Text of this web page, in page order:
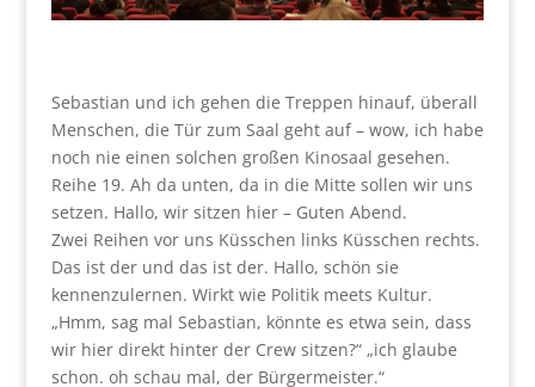
Sebastian und ich gehen die Treppen hinauf, überall
Menschen, die Tür zum Saal geht auf – wow, ich habe
noch nie einen solchen großen Kinosaal gesehen.
Reihe 19. Ah da unten, da in die Mitte sollen wir uns
setzen. Hallo, wir sitzen hier – Guten Abend.
Zwei Reihen vor uns Küsschen links Küsschen rechts.
Das ist der und das ist der. Hallo, schön sie
kennenzulernen. Wirkt wie Politik meets Kultur.
„Hmm, sag mal Sebastian, könnte es etwa sein, dass
wir hier direkt hinter der Crew sitzen?“ „ich glaube
schon. oh schau mal, der Bürgermeister.“